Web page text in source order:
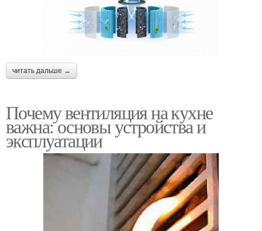
читать дальше →
Почему вентиляция на кухне
важна: основы устройства и
эксплуатации